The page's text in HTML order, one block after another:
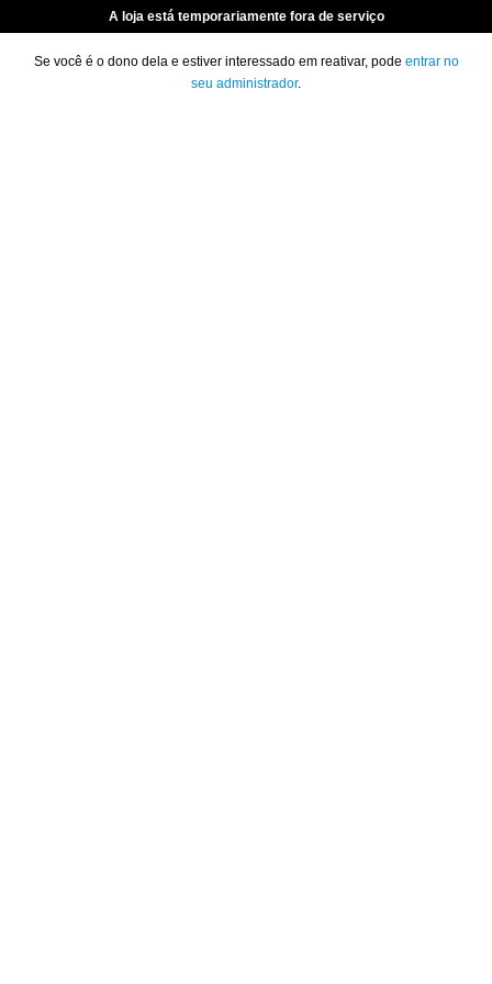
A loja está temporariamente fora de serviço
Se você é o dono dela e estiver interessado em reativar, pode entrar no
seu administrador.